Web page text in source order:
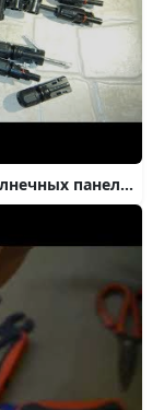
MC4 фурнитура для подключения солнечных панелей.